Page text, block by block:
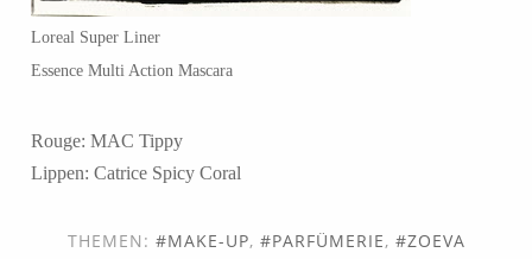
Loreal Super Liner
Essence Multi Action Mascara
Rouge: MAC Tippy
Lippen: Catrice Spicy Coral
THEMEN: MAKE-UP, PARFÜMERIE, ZOEVA